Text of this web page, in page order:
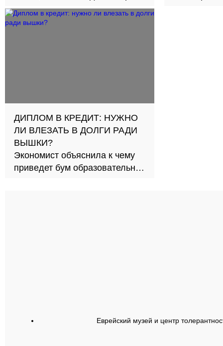
контент
ДИПЛОМ В КРЕДИТ: НУЖНО
ЛИ ВЛЕЗАТЬ В ДОЛГИ РАДИ
ВЫШКИ?
Экономист объяснила к чему
приведет бум образовательных
Еврейский музей и центр